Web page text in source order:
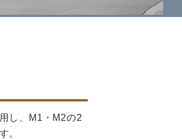
し、M1・M2の2
。